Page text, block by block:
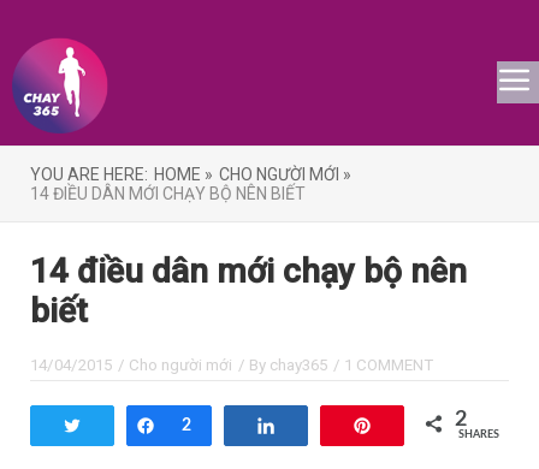
YOU ARE HERE: HOME » CHO NGƯỜI MỚI »
14 ĐIỀU DÂN MỚI CHẠY BỘ NÊN BIẾT
14 điều dân mới chạy bộ nên
biết
14/04/2015 / Cho người mới / By chay365 / 1 COMMENT
Tweet Share
2 2
SHARES